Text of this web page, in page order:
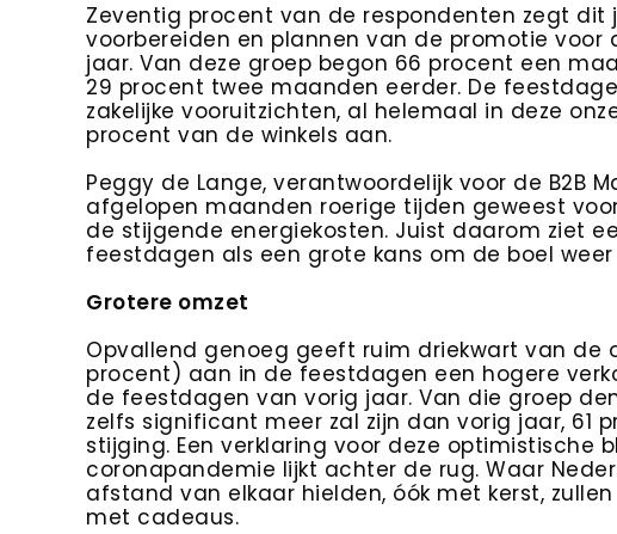
Zeventig procent van de respondenten zegt
voorbereiden en plannen van de promotie
jaar. Van deze groep begon 66 procent een
29 procent twee maanden eerder. De
zakelijke vooruitzichten, al helemaal in deze
procent van de winkels aan.
Peggy de Lange, verantwoordelijk voor de B2B
afgelopen maanden roerige tijden geweest
de stijgende energiekosten. Juist daarom ziet
feestdagen als een grote kans om de boel weer
Grotere omzet
Opvallend genoeg geeft ruim driekwart van de
procent) aan in de feestdagen een hogere
de feestdagen van vorig jaar. Van die groep
zelfs significant meer zal zijn dan vorig jaar, 61
stijging. Een verklaring voor deze optimistische
coronapandemie lijkt achter de rug. Waar
afstand van elkaar hielden, óók met kerst,
met cadeaus.